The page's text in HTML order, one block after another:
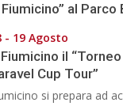
al
- 19 Agosto
il
Cup Tour”
si prepara ad